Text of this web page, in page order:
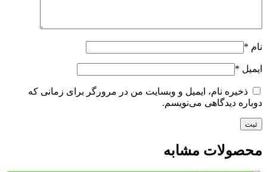
نام *
ایمیل *
ذخیره نام، ایمیل و وبسایت من در مرورگر برای زمانی که
دوباره دیدگاهی می‌نویسم.
محصولات مشابه